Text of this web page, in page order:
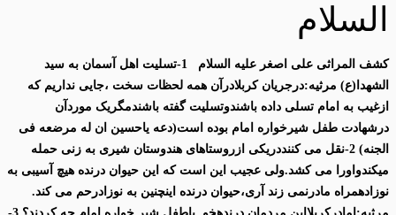
السلام
کشف المراثی علی اصغر علیه السلام 1-تسلیت اهل آسمان به سید
الشهدا(ع) مرثیه:درجریان کربلادرآن همه لحظات سخت ،جایی نداریم که
ازغیب به امام تسلی داده باشندوتسلیت گفته باشندمگریک موردآن
درشهادت طفل شیرخواره امام بوده است(دعه یاحسین ان له مرضعه فی
الجنه) 2-نقل می کننددریکی ازروستاهای هندوستان شیری به زنی حمله
میکندواورا می کشد.ولی عجیب این است که این حیوان درنده هیچ آسیبی به
نوزادهمراه مادرنمی زند آری،حیوان درنده اینچنین به نوزادرحم می کند.